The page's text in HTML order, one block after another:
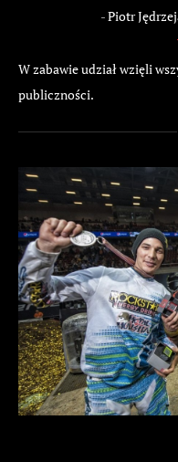
-Piotr
W zabawie udział wzięli
publiczności.